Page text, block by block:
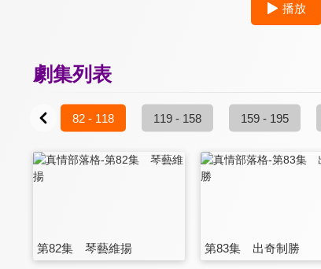
播放
劇集列表
82 - 118 119 - 158 159 - 195
第82集 琴藝維揚 第83集 出奇制勝